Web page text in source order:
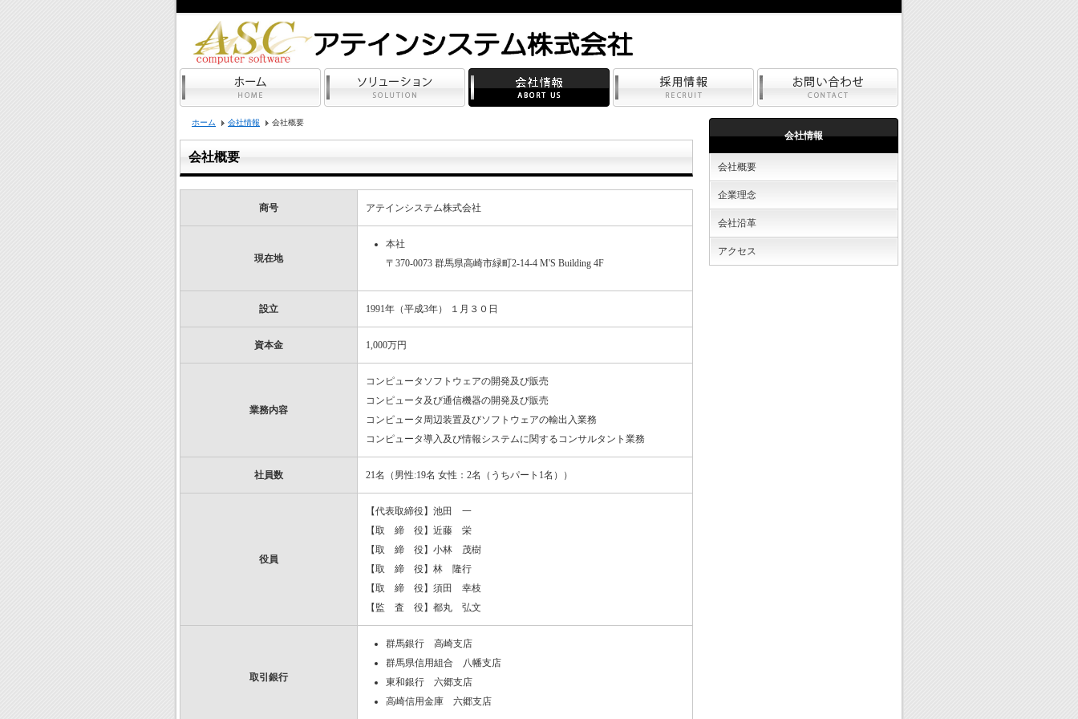
ホーム 会社情報 会社概要
会社概要
商号 アテインシステム株式会社
現在地
本社
〒370-0073 群馬県高崎市緑町2-14-4 M'S Building 4F
設立 1991年（平成3年） １月３０日
資本金 1,000万円
業務内容
コンピュータソフトウェアの開発及び販売
コンピュータ及び通信機器の開発及び販売
コンピュータ周辺装置及びソフトウェアの輸出入業務
コンピュータ導入及び情報システムに関するコンサルタント業務
社員数 21名（男性:19名 女性：2名（うちパート1名））
役員
【代表取締役】池田 一
【取 締 役】近藤 栄
【取 締 役】小林 茂樹
【取 締 役】林 隆行
【取 締 役】須田 幸枝
【監 査 役】都丸 弘文
取引銀行
群馬銀行 高崎支店
群馬県信用組合 八幡支店
東和銀行 六郷支店
高崎信用金庫 六郷支店
会社情報
会社概要
企業理念
会社沿革
アクセス